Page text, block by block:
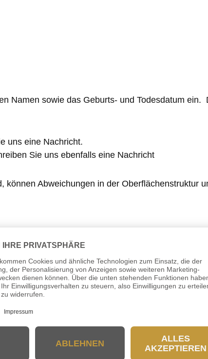
Namen sowie das Geburts- und Todesdatum
uns eine Nachricht.
Sie uns ebenfalls eine Nachricht
Abweichungen in der Oberflächenstruktur
Tipp